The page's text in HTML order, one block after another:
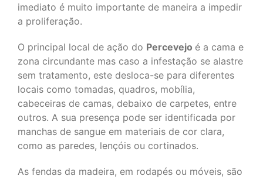
imediato é muito importante de maneira a impedir
a proliferação.
O principal local de ação do Percevejo é a cama e
zona circundante mas caso a infestação se alastre
sem tratamento, este desloca-se para diferentes
locais como tomadas, quadros, mobília,
cabeceiras de camas, debaixo de carpetes, entre
outros. A sua presença pode ser identificada por
manchas de sangue em materiais de cor clara,
como as paredes, lençóis ou cortinados.
As fendas da madeira, em rodapés ou móveis, são